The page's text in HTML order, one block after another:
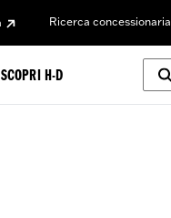
Ricerca concessionaria
SCOPRI H-D